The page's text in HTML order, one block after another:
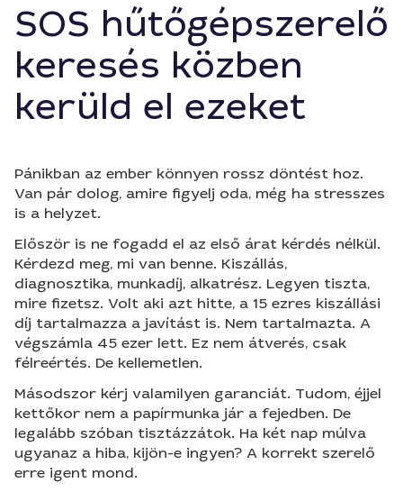
SOS hűtőgépszerelő
keresés közben
kerüld el ezeket
Pánikban az ember könnyen rossz döntést hoz.
Van pár dolog, amire figyelj oda, még ha stresszes
is a helyzet.
Először is ne fogadd el az első árat kérdés nélkül.
Kérdezd meg, mi van benne. Kiszállás,
diagnosztika, munkadíj, alkatrész. Legyen tiszta,
mire fizetsz. Volt aki azt hitte, a 15 ezres kiszállási
díj tartalmazza a javítást is. Nem tartalmazta. A
végszámla 45 ezer lett. Ez nem átverés, csak
félreértés. De kellemetlen.
Másodszor kérj valamilyen garanciát. Tudom, éjjel
kettőkor nem a papírmunka jár a fejedben. De
legalább szóban tisztázzátok. Ha két nap múlva
ugyanaz a hiba, kijön-e ingyen? A korrekt szerelő
erre igent mond.